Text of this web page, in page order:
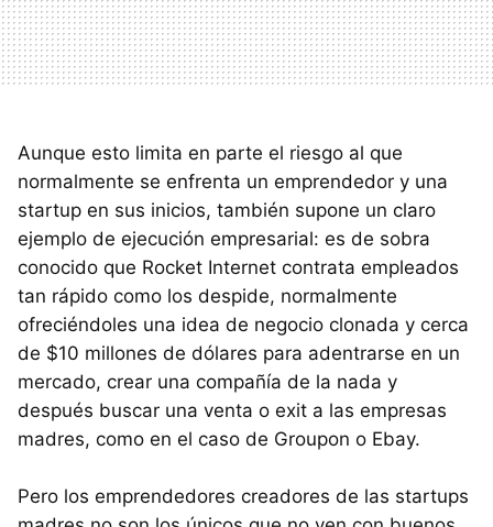
Aunque esto limita en parte el riesgo al que
normalmente se enfrenta un emprendedor y una
startup en sus inicios, también supone un claro
ejemplo de ejecución empresarial: es de sobra
conocido que Rocket Internet contrata empleados
tan rápido como los despide, normalmente
ofreciéndoles una idea de negocio clonada y cerca
de $10 millones de dólares para adentrarse en un
mercado, crear una compañía de la nada y
después buscar una venta o exit a las empresas
madres, como en el caso de Groupon o Ebay.
Pero los emprendedores creadores de las startups